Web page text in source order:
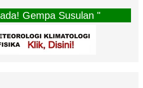
Gempa Susulan "